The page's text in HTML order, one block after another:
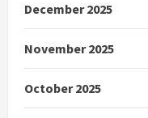
December 2025
November 2025
October 2025